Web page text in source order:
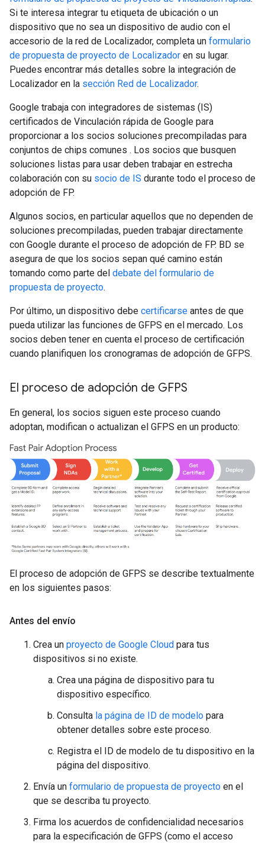
Si te interesa integrar tu etiqueta de ubicación o un
dispositivo que no sea un dispositivo de audio con el
accesorio de la red de Localizador, completa un formulario
de propuesta de proyecto de Localizador en su lugar.
Puedes encontrar más detalles sobre la integración de
Localizador en la sección Red de Localizador.
Google trabaja con integradores de sistemas (IS)
certificados de Vinculación rápida de Google para
proporcionar a los socios soluciones precompiladas para
conjuntos de chips comunes . Los socios que busquen
soluciones listas para usar deben trabajar en estrecha
colaboración con su socio de IS durante todo el proceso de
adopción de FP.
Algunos socios, en particular aquellos que no dependen de
soluciones precompiladas, pueden trabajar directamente
con Google durante el proceso de adopción de FP. BD se
asegura de que los socios sepan qué camino están
tomando como parte del debate del formulario de
propuesta de proyecto.
Por último, un dispositivo debe certificarse antes de que
pueda utilizar las funciones de GFPS en el mercado. Los
socios deben tener en cuenta el proceso de certificación
cuando planifiquen los cronogramas de adopción de GFPS.
El proceso de adopción de GFPS
En general, los socios siguen este proceso cuando
adoptan, modifican o actualizan el GFPS en un producto:
El proceso de adopción de GFPS se describe textualmente
en los siguientes pasos:
Antes del envío
Crea un proyecto de Google Cloud para tus
dispositivos si no existe.
Crea una página de dispositivo para tu
dispositivo específico.
Consulta la página de ID de modelo para
obtener detalles sobre este proceso.
Registra el ID de modelo de tu dispositivo en la
página del dispositivo.
Envía un formulario de propuesta de proyecto en el
que se describa tu proyecto.
Firma los acuerdos de confidencialidad necesarios
para la especificación de GFPS (como el acceso